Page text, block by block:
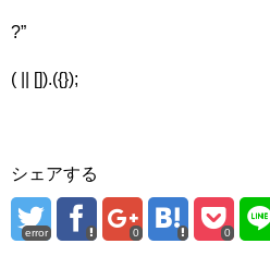
?”
( || []).({});
シェアする
error 0 0